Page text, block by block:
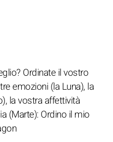
Ordinate il vostro
emozioni (la Luna), la
la vostra affettività
(Marte): Ordino il mio